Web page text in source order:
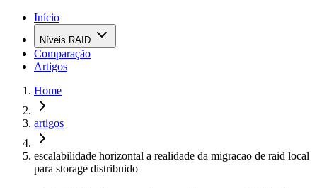
Início
Níveis RAID
Comparação
Artigos
Home
artigos
escalabilidade horizontal a realidade da migracao de raid local
para storage distribuido